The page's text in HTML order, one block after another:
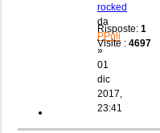
rocked
da
PPoli
»
01
dic
2017,
23:41
Risposte: 1
Visite : 4697